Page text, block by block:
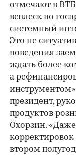
отмечают в
всплеск по
системный
Это не
поведения
ждать более
а
президент,
продуктов
Охорзин.
втором